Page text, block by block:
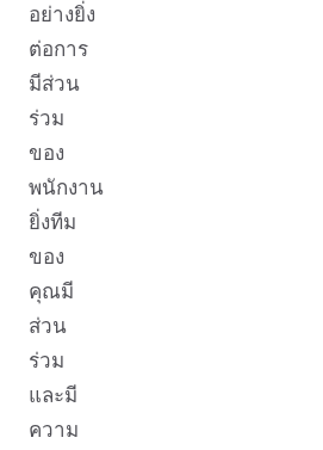
อย่างยิ่ง
ต่อการ
มีส่วน
ร่วม
ของ
พนักงาน
ยิ่งทีม
ของ
คุณมี
ส่วน
ร่วม
และมี
ความ